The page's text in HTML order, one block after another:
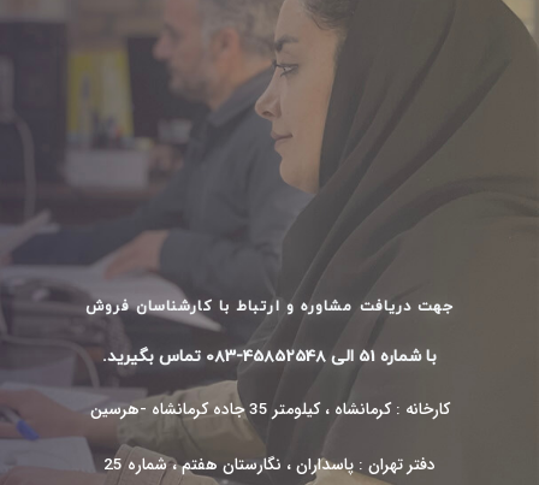
جهت دریافت مشاوره و ارتباط با کارشناسان فروش
با شماره 51 الی 45852548-083 تماس بگیرید.
کارخانه : کرمانشاه ، کیلومتر 35 جاده کرمانشاه -هرسین
دفتر تهران : پاسداران ، نگارستان هفتم ، شماره 25